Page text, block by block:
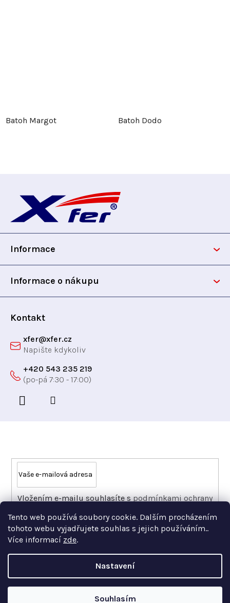
Tento web používá soubory cookie. Dalším procházením
tohoto webu vyjadřujete souhlas s jejich používáním..
Více informací zde.
Nastavení
Souhlasím
Batoh Margot Batoh Dodo
p
Informace
Informace o nákupu
Kontakt
xfer@xfer.cz
+420 543 235 219
Vložením e-mailu souhlasíte spodmínkami ochrany
PŘIHLÁSIT SE
Copyright 2026Xfer. Všechna práva vyhrazena.